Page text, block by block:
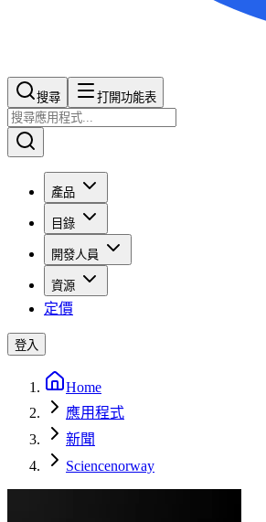
搜尋​​​​ 打開功能表
產品
目錄
開發人員
資源
定價
登入
Home
應用程式
新聞
Sciencenorway